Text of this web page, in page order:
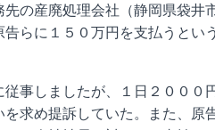
の産廃処理会社（静岡県袋井
らに１５０万円を支払うとい
事しましたが、１日２０００
求め提訴していた。また、原